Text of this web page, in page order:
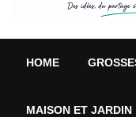
HOME
MAISON ET JARDIN